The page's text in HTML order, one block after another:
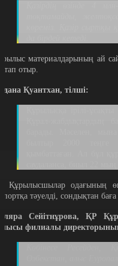
материалдарының ай
отыр.
Қуантхан, тілші:
Құрылысшылар одағының
тәуелді, сондықтан
Сейітнұрова, ҚР
филиалы